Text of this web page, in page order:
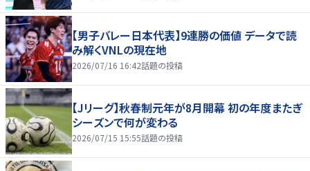
【男子バレー日本代表】9連勝の価値 データで読
み解くVNLの現在地
2026/07/16 16:42話題の投稿
【Jリーグ】秋春制元年が8月開幕 初の年度またぎ
シーズンで何が変わる
2026/07/15 15:55話題の投稿